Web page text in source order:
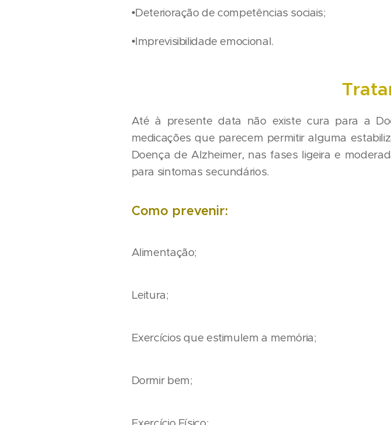
•Deterioração de competências sociais;
•Imprevisibilidade emocional.
Até à presente data não existe cura para a
medicações que parecem permitir alguma
Doença de Alzheimer, nas fases ligeira e
para sintomas secundários.
Como prevenir:
Alimentação;
Leitura;
Exercícios que estimulem a memória;
Dormir bem;